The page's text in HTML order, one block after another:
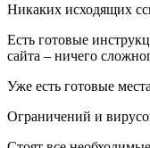
Никаких исходящих
Есть готовые
сайта – ничего
Уже есть готовые
Ограничений и